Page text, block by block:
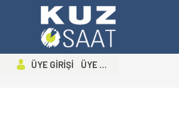
ÜYE GİRİŞİ ÜYE OL